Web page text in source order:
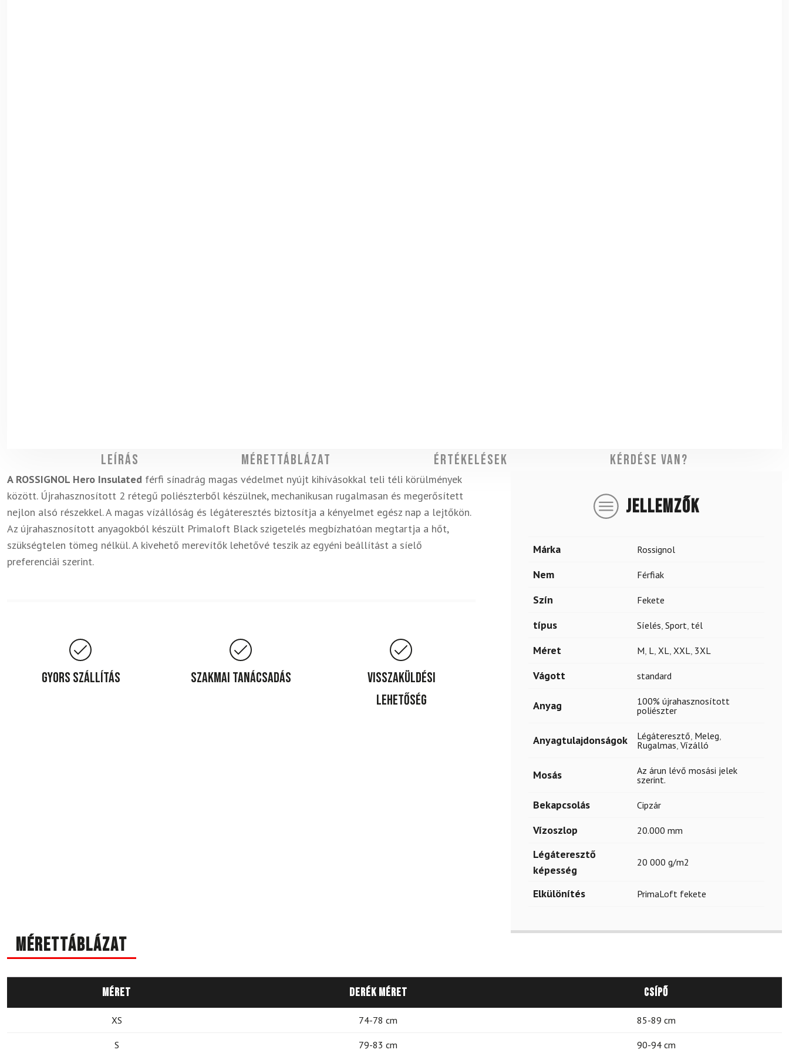
Leírás Mérettáblázat Értékelések Kérdése van?
A ROSSIGNOL Hero Insulated férfi sínadrág magas védelmet nyújt kihívásokkal teli téli körülmények
között. Újrahasznosított 2 rétegű poliészterből készülnek, mechanikusan rugalmasan és megerősített
nejlon alsó részekkel. A magas vízállóság és légáteresztés biztosítja a kényelmet egész nap a lejtőkön.
Az újrahasznosított anyagokból készült Primaloft Black szigetelés megbízhatóan megtartja a hőt,
szükségtelen tömeg nélkül. A kivehető merevítők lehetővé teszik az egyéni beállítást a síelő
preferenciái szerint.
Gyors szállítás Szakmai tanácsadás
Visszaküldési
lehetőség
JELLEMZŐK
Márka Rossignol
Nem Férfiak
Szín Fekete
típus Síelés, Sport, tél
Méret M, L, XL, XXL, 3XL
Vágott standard
Anyag
100% újrahasznosított
poliészter
Anyagtulajdonságok Légáteresztő, Meleg,
Rugalmas, Vízálló
Mosás
Az árun lévő mosási jelek
szerint.
Bekapcsolás Cipzár
Vízoszlop 20.000 mm
Légáteresztő
képesség
20 000 g/m2
Elkülönítés PrimaLoft fekete
Mérettáblázat
Méret Derék méret Csípő
XS 74-78 cm 85-89 cm
S 79-83 cm 90-94 cm